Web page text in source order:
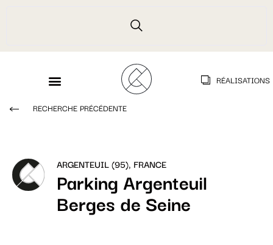
RECHERCHE PRÉCÉDENTE
RÉALISATIONS
ARGENTEUIL (95), FRANCE
Parking Argenteuil
Berges de Seine